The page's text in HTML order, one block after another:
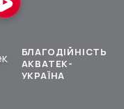
БЛАГОДІЙНІСТЬ
АКВАТЕК-
УКРАЇНА